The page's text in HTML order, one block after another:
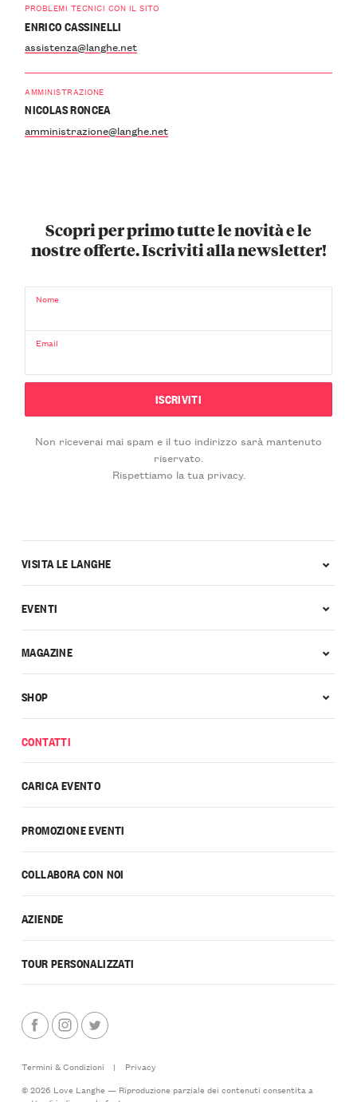
PROBLEMI TECNICI CON IL SITO
ENRICO CASSINELLI
assistenza@langhe.net
AMMINISTRAZIONE
NICOLAS RONCEA
amministrazione@langhe.net
Scopri per primo tutte le novità e le
nostre offerte. Iscriviti alla newsletter!
Nome
Email
Non riceverai mai spam e il tuo indirizzo sarà mantenuto
riservato.
Rispettiamo la tua privacy.
CONTATTI
CARICA EVENTO
PROMOZIONE EVENTI
COLLABORA CON NOI
AZIENDE
TOUR PERSONALIZZATI
VISITA LE LANGHE
EVENTI
MAGAZINE
SHOP
Termini & Condizioni |
Privacy
© 2026 Love Langhe — Riproduzione parziale dei contenuti consentita a